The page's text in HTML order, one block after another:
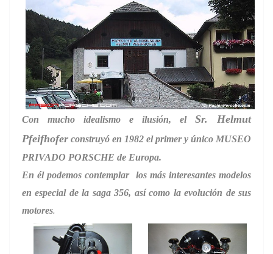
Con mucho idealismo e ilusión, el Sr. Helmut
Pfeifhofer construyó en 1982 el primer y único MUSEO
PRIVADO PORSCHE de Europa.
En él podemos contemplar los más interesantes modelos
en especial de la saga 356, así como la evolución de sus
motores.